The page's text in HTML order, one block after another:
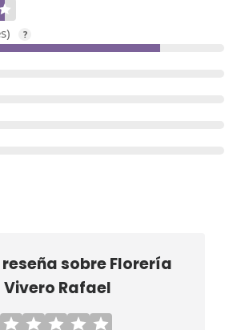
?
sobreFlorería
Vivero Rafael